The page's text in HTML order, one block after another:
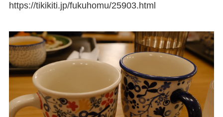
https://tikikiti.jp/fukuhomu/25903.html